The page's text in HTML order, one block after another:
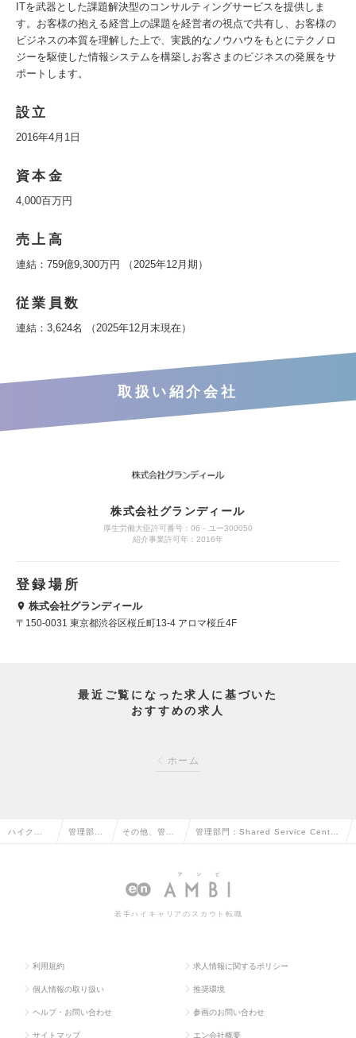
ITを武器とした課題解決型のコンサルティングサービスを提供しま
す。お客様の抱える経営上の課題を経営者の視点で共有し、お客様の
ビジネスの本質を理解した上で、実践的なノウハウをもとにテクノロ
ジーを駆使した情報システムを構築しお客さまのビジネスの発展をサ
ポートします。
設立
2016年4月1日
資本金
4,000百万円
売上高
連結：759億9,300万円 （2025年12月期）
従業員数
連結：3,624名 （2025年12月末現在）
取扱い紹介会社
株式会社グランディール
厚生労働大臣許可番号：06－ユー300050
紹介事業許可年：2016年
登録場所
株式会社グランディール
〒150-0031 東京都渋谷区桜丘町13-4 アロマ桜丘4F
最近ご覧になった求人に基づいた
おすすめの求人
ホーム
ハイクラ 管理部門 その他、管理 管理部門：Shared Service Cente
若手ハイキャリアのスカウト転職
利用規約 求人情報に関するポリシー
個人情報の取り扱い 推奨環境
ヘルプ・お問い合わせ 参画のお問い合わせ
サイトマップ エン会社概要